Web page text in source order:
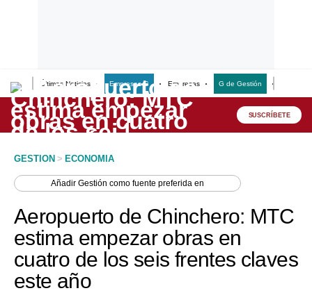
Últimas Noticias Empresas G Empresas G de Gestión
Lo último
Peru Quiosco
Economía
Mercados
Perú
SUSCRÍBETE
GESTION > ECONOMIA
AñadirGestión como fuente preferida en
Aeropuerto de Chinchero: MTC
estima empezar obras en
cuatro de los seis frentes claves
este año